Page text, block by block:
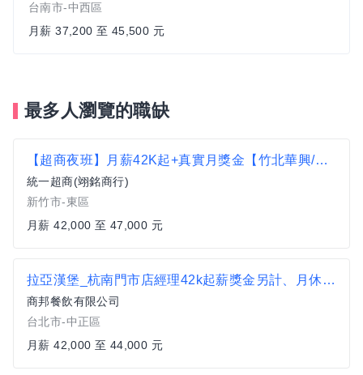
台南市-中西區
月薪 37,200 至 45,500 元
最多人瀏覽的職缺
【超商夜班】月薪42K起+真實月獎金【竹北華興/中央店】
統一超商(翊銘商行)
新竹市-東區
月薪 42,000 至 47,000 元
拉亞漢堡_杭南門市店經理42k起薪獎金另計、月休8天
商邦餐飲有限公司
台北市-中正區
月薪 42,000 至 44,000 元